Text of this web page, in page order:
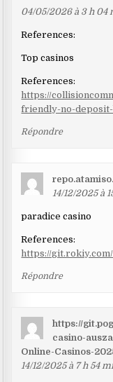
les
04/05/2026 à 3 h 04
References:
Top casinos
References:
https://
friendly-no-
Répondre
14/12/2025 à
paradice casino
References:
https://
Répondre
https://
casino-
Online-Casinos-
14/12/2025 à 7 h 54